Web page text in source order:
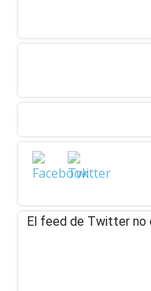
El feed de Twitter no